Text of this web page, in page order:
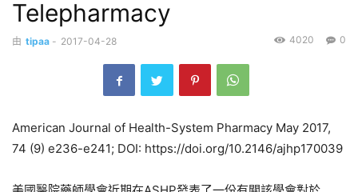
Telepharmacy
由 tipaa - 2017-04-28 0
4020
American Journal of Health-System Pharmacy May 2017,
74 (9) e236-e241; DOI: https://doi.org/10.2146/ajhp170039